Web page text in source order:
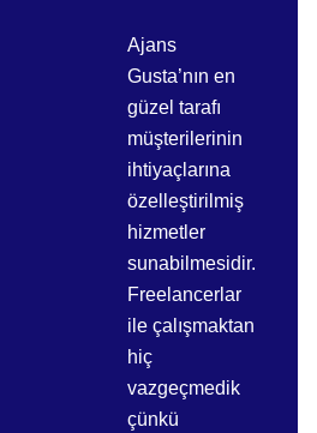
Ajans
Gusta’nın en
güzel tarafı
müşterilerinin
ihtiyaçlarına
özelleştirilmiş
hizmetler
sunabilmesidir.
Freelancerlar
ile çalışmaktan
hiç
vazgeçmedik
çünkü